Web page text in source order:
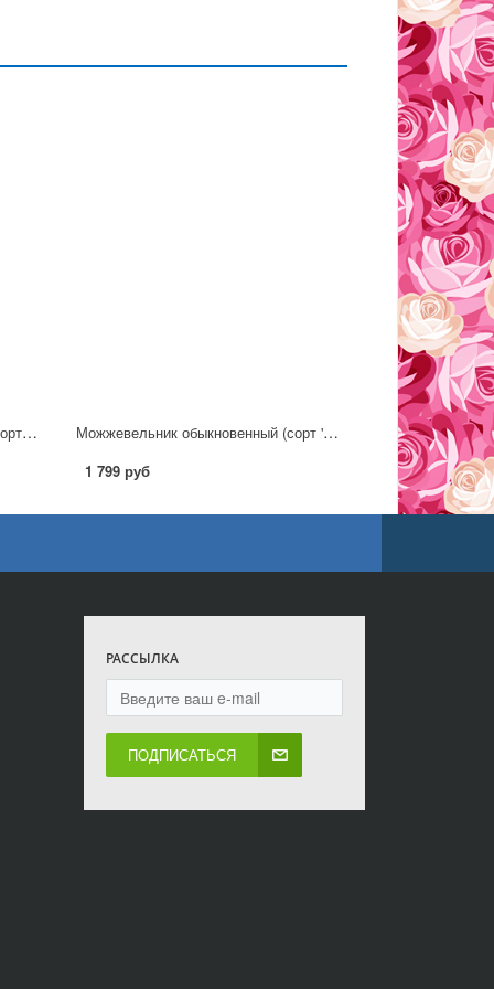
Можжевельник горизонтальный (сорт 'Limeglow') Можжевельник обыкновенный (сорт 'Kalebab') С2
1 799 руб
РАССЫЛКА
ПОДПИСАТЬСЯ